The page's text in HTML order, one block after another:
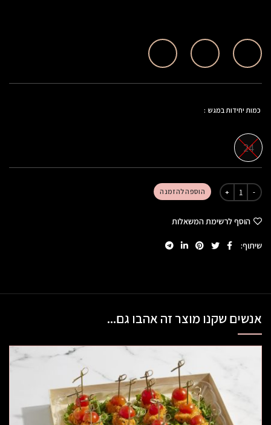
כמות יחידות במגש
24
הוספה להזמנה
הוסף לרשימת המשאלות
שיתוף
אנשים שקנו מוצר זה אהבו גם...